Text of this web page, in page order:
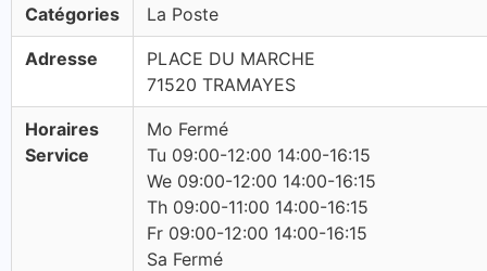
Catégories La Poste
Adresse
PLACE DU MARCHE
71520 TRAMAYES
Horaires
Service
Mo Fermé
Tu 09:00-12:00 14:00-16:15
We 09:00-12:00 14:00-16:15
Th 09:00-11:00 14:00-16:15
Fr 09:00-12:00 14:00-16:15
Sa Fermé